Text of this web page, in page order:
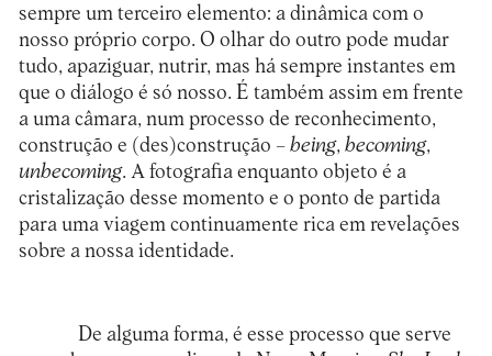
sempre um terceiro elemento: a dinâmica com o
nosso próprio corpo. O olhar do outro pode mudar
tudo, apaziguar, nutrir, mas há sempre instantes em
que o diálogo é só nosso. É também assim em frente
a uma câmara, num processo de reconhecimento,
construção e (des)construção – being, becoming,
unbecoming. A fotografia enquanto objeto é a
cristalização desse momento e o ponto de partida
para uma viagem continuamente rica em revelações
sobre a nossa identidade.
De alguma forma, é esse processo que serve